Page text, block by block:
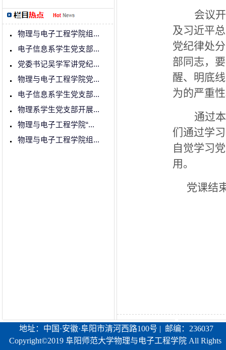
物理与电子工程学院组...
电子信息系学生党支部...
党委书记吴学军讲党纪...
物理与电子工程学院党...
电子信息系学生党支部...
物理系学生党支部开展...
物理与电子工程学院“...
物理与电子工程学院组...
会议
及习近平
党纪律处
部同志，
醒、明底
为的严重
通过
们通过学
自觉学习
用。
党课结
地址：中国·安徽·阜阳市清河西路100号 | 邮编：236037
Copyright©2019 阜阳师范大学物理与电子工程学院 All Rights